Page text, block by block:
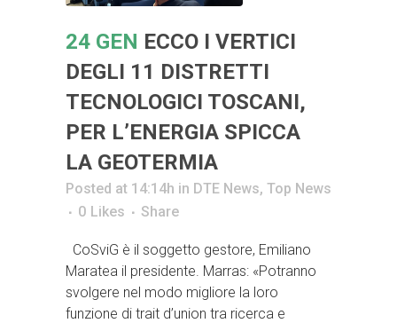
24 GEN ECCO I VERTICI
DEGLI 11 DISTRETTI
TECNOLOGICI TOSCANI,
PER L’ENERGIA SPICCA
LA GEOTERMIA
Posted at 14:14h in DTE News, Top News
0 Likes Share
CoSviG è il soggetto gestore, Emiliano
Maratea il presidente. Marras: «Potranno
svolgere nel modo migliore la loro
funzione di trait d’union tra ricerca e